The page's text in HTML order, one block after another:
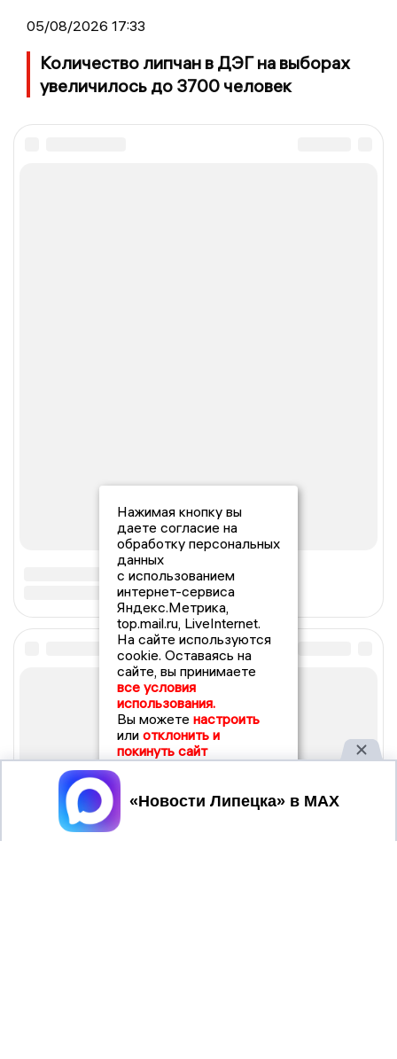
05/08/2026 17:33
Количество липчан в ДЭГ на выборах
увеличилось до 3700 человек
Нажимая кнопку вы
даете согласие на
обработку персональных
данных
с использованием
интернет-сервиса
Яндекс.Метрика,
top.mail.ru, LiveInternet.
На сайте используются
cookie. Оставаясь на
сайте, вы принимаете
все условия
использования.
Вы можете настроить
или отклонить и
покинуть сайт
Принять